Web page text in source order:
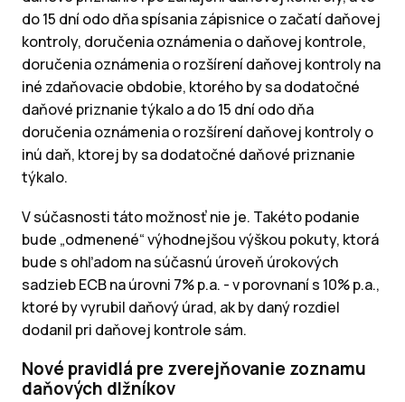
do 15 dní odo dňa spísania zápisnice o začatí daňovej
kontroly, doručenia oznámenia o daňovej kontrole,
doručenia oznámenia o rozšírení daňovej kontroly na
iné zdaňovacie obdobie, ktorého by sa dodatočné
daňové priznanie týkalo a do 15 dní odo dňa
doručenia oznámenia o rozšírení daňovej kontroly o
inú daň, ktorej by sa dodatočné daňové priznanie
týkalo.
V súčasnosti táto možnosť nie je. Takéto podanie
bude „odmenené“ výhodnejšou výškou pokuty, ktorá
bude s ohľadom na súčasnú úroveň úrokových
sadzieb ECB na úrovni 7% p.a. - v porovnaní s 10% p.a.,
ktoré by vyrubil daňový úrad, ak by daný rozdiel
dodanil pri daňovej kontrole sám.
Nové pravidlá pre zverejňovanie zoznamu
daňových dlžníkov